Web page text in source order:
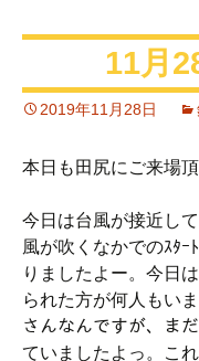
11月
2019年11月28日
本日も田尻にご来場
今日は台風が接近し
風が吹くなかでのｽﾀ
りましたよー。今日
られた方が何人もい
さんなんですが、ま
ていましたよっ。こ